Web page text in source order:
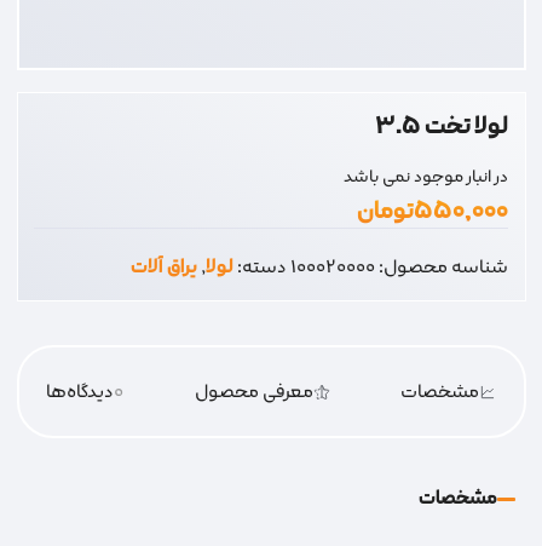
لولا تخت 3.5
در انبار موجود نمی باشد
۵۵۰,۰۰۰تومان
شناسه محصول:100020000دسته:لولا,یراق آلات
مشخصات معرفی محصول 0دیدگاه‌‌ها
مشخصات